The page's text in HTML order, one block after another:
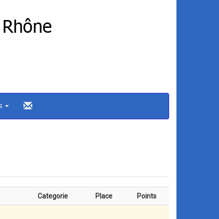
Categorie Place Points